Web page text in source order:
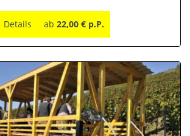
Details ab 22,00 € p.P.